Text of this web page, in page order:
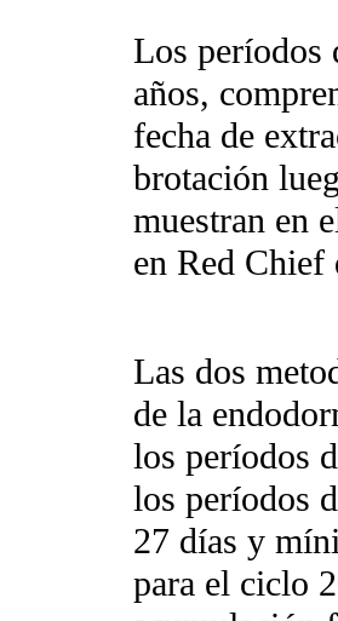
Los períodos
años,
fecha de
brotación
muestran en
en Red Chief
Las dos
de la
los períodos
los períodos
27 días y
para el ciclo